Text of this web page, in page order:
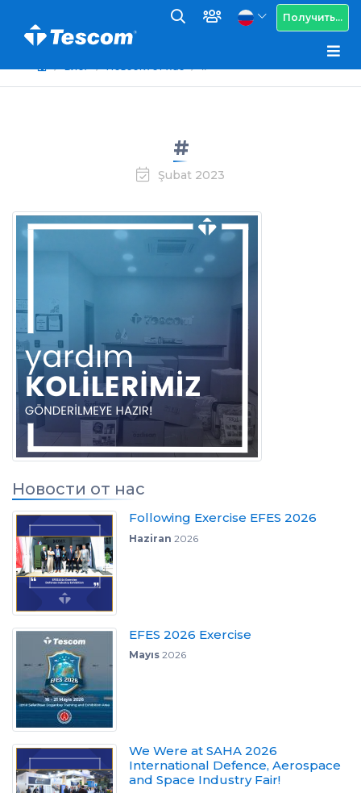
Получить...
Блог Новости от нас #
#
Şubat 2023
Новости от нас
Following Exercise EFES 2026
Haziran 2026
EFES 2026 Exercise
Mayıs2026
We Were at SAHA 2026
International Defence, Aerospace
and Space Industry Fair!